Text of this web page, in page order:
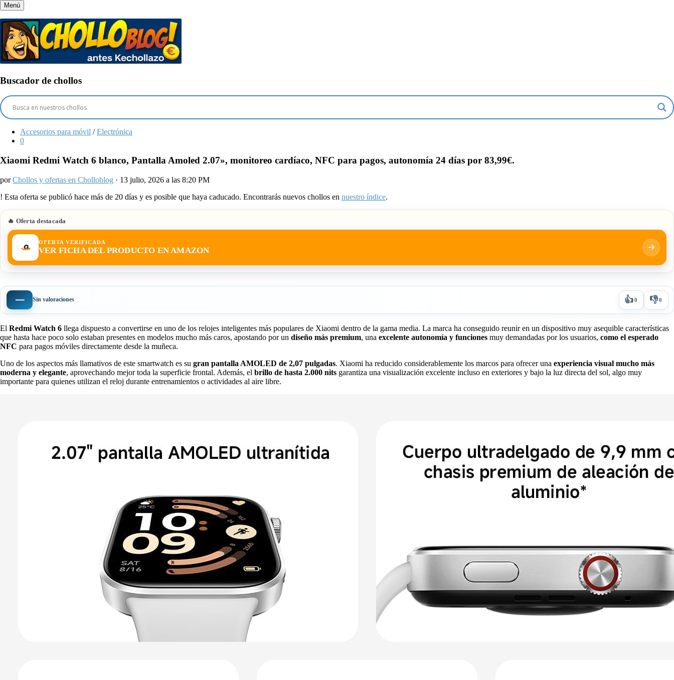
Menú
Buscador de chollos
Accesorios para móvil / Electrónica
0
Xiaomi Redmi Watch 6 blanco, Pantalla Amoled 2.07», monitoreo cardíaco, NFC para pagos, autonomía 24 días por 83,99€.
porChollos y ofertas en Cholloblog · 13 julio, 2026 a las 8:20 PM
! Esta oferta se publicó hace más de 20 días y es posible que haya caducado. Encontrarás nuevos chollos en nuestro índice.
🔥 Oferta destacada
OFERTA VERIFICADA
VER FICHA DEL PRODUCTO EN AMAZON
— Sin valoraciones 👍0 👎0
El Redmi Watch 6 llega dispuesto a convertirse en uno de los relojes inteligentes más populares de Xiaomi dentro de la gama media. La marca ha conseguido reunir en un dispositivo muy asequible características
que hasta hace poco solo estaban presentes en modelos mucho más caros, apostando por un diseño más premium, una excelente autonomía y funciones muy demandadas por los usuarios, como el esperado
NFC para pagos móviles directamente desde la muñeca.
Uno de los aspectos más llamativos de este smartwatch es su gran pantalla AMOLED de 2,07 pulgadas. Xiaomi ha reducido considerablemente los marcos para ofrecer una experiencia visual mucho más
moderna y elegante, aprovechando mejor toda la superficie frontal. Además, el brillo de hasta 2.000 nits garantiza una visualización excelente incluso en exteriores y bajo la luz directa del sol, algo muy
importante para quienes utilizan el reloj durante entrenamientos o actividades al aire libre.